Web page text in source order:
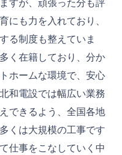
にも力を入れており、
る制度も整えていま
く在籍しており、分か
ホームな環境で、安心
和電設では幅広い業務
できるよう、全国各地
くは大規模の工事です
仕事をこなしていく中